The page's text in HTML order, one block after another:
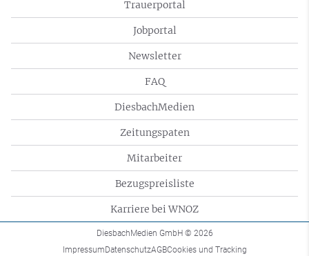
Trauerportal
Jobportal
Newsletter
FAQ
DiesbachMedien
Zeitungspaten
Mitarbeiter
Bezugspreisliste
Karriere bei WNOZ
DiesbachMedien GmbH © 2026
ImpressumDatenschutzAGBCookies und Tracking